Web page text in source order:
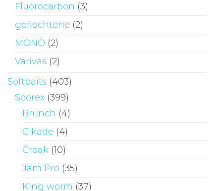
Fluorocarbon (3)
geflochtene (2)
MONO (2)
Varivas (2)
Softbaits (403)
Soorex (399)
Brunch (4)
Cikade (4)
Croak (10)
Jam Pro (35)
King worm (37)